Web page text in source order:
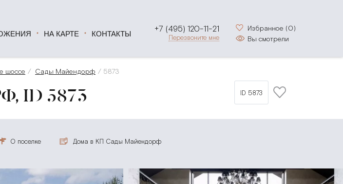
НА КАРТЕ КОНТАКТЫ
+7 (495) 120-11-21
Перезвоните мне
Избранное (0)
Вы смотрели
шоссе Сады Майендорф 5873
ID 5873 ID 5873
О поселке Дома в КП Сады Майендорф